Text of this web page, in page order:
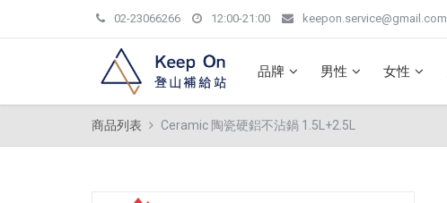
02-23066266 12:00-21:00 keepon.service@gmail.com
品牌 男性 女性
商品列表 Ceramic 陶瓷硬鋁不沾鍋 1.5L+2.5L